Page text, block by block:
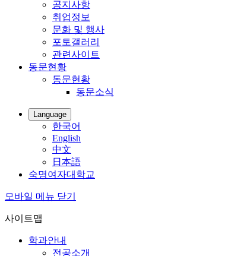
공지사항
취업정보
문화 및 행사
포토갤러리
관련사이트
동문현황
동문현황
동문소식
Language
한국어
English
中文
日本語
숙명여자대학교
모바일 메뉴 닫기
사이트맵
학과안내
전공소개